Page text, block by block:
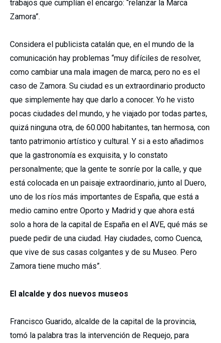
trabajos que cumplían el encargo: “relanzar la Marca
Zamora”.
Considera el publicista catalán que, en el mundo de la
comunicación hay problemas “muy difíciles de resolver,
como cambiar una mala imagen de marca; pero no es el
caso de Zamora. Su ciudad es un extraordinario producto
que simplemente hay que darlo a conocer. Yo he visto
pocas ciudades del mundo, y he viajado por todas partes,
quizá ninguna otra, de 60.000 habitantes, tan hermosa, con
tanto patrimonio artístico y cultural. Y si a esto añadimos
que la gastronomía es exquisita, y lo constato
personalmente; que la gente te sonríe por la calle, y que
está colocada en un paisaje extraordinario, junto al Duero,
uno de los ríos más importantes de España, que está a
medio camino entre Oporto y Madrid y que ahora está
solo a hora de la capital de España en el AVE, qué más se
puede pedir de una ciudad. Hay ciudades, como Cuenca,
que vive de sus casas colgantes y de su Museo. Pero
Zamora tiene mucho más”.
El alcalde y dos nuevos museos
Francisco Guarido, alcalde de la capital de la provincia,
tomó la palabra tras la intervención de Requejo, para